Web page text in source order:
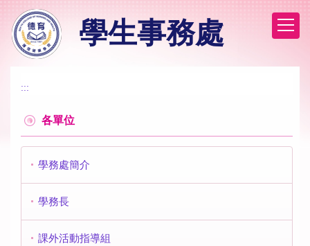
到
主
學生事務處
:::
各單位
學務處簡介
學務長
課外活動指導組